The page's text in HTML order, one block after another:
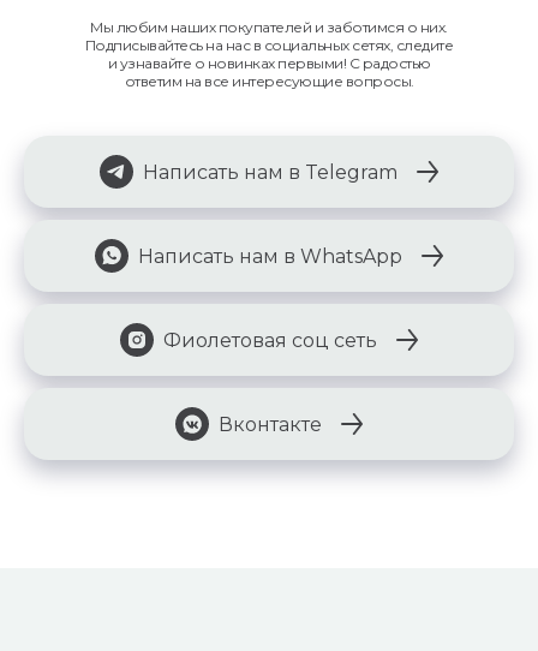
Мы любим наших покупателей и заботимся о них.
Подписывайтесь на нас в социальных сетях, следите
и узнавайте о новинках первыми! С радостью
ответим на все интересующие вопросы.
Написать нам в Telegram
Написать нам в WhatsApp
Фиолетовая соц сеть
Вконтакте